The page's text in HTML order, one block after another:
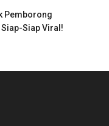
Pemborong
Siap Viral!